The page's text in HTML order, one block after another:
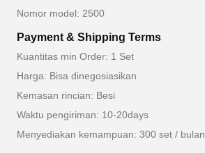
Nomor model: 2500
Payment & Shipping Terms
Kuantitas min Order: 1 Set
Harga: Bisa dinegosiasikan
Kemasan rincian: Besi
Waktu pengiriman: 10-20days
Menyediakan kemampuan: 300 set / bulan